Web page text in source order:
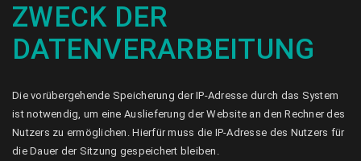
ZWECK DER
DATENVERARBEITUNG
Die vorübergehende Speicherung der IP-Adresse durch das System
ist notwendig, um eine Auslieferung der Website an den Rechner des
Nutzers zu ermöglichen. Hierfür muss die IP-Adresse des Nutzers für
die Dauer der Sitzung gespeichert bleiben.